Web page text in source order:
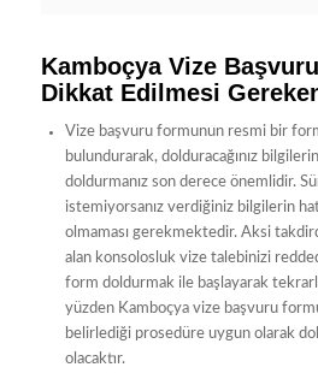
Kamboçya Vize
Dikkat Edilmesi
Vize başvuru formunun resmi bir
bulundurarak, dolduracağınız
doldurmanız son derece önemlidir.
istemiyorsanız verdiğiniz bilgilerin
olmaması gerekmektedir. Aksi
alan konsolosluk vize talebinizi
form doldurmak ile başlayarak
yüzden Kamboçya vize başvuru
belirlediği prosedüre uygun olarak
olacaktır.